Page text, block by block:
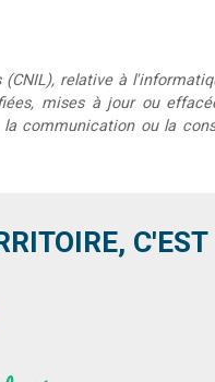
relative à
mises à jour ou
communication ou la